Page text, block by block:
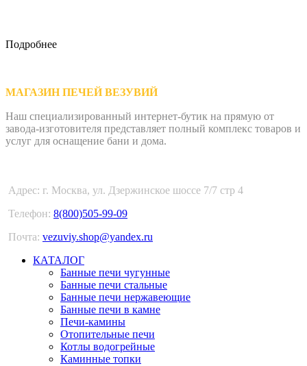
Подробнее
МАГАЗИН ПЕЧЕЙ ВЕЗУВИЙ
Наш специализированный интернет-бутик на прямую от
завода-изготовителя представляет полный комплекс товаров и
услуг для оснащение бани и дома.
Адрес: г. Москва, ул. Дзержинское шоссе 7/7 стр 4
Телефон: 8(800)505-99-09
Почта: vezuviy.shop@yandex.ru
КАТАЛОГ
Банные печи чугунные
Банные печи стальные
Банные печи нержавеющие
Банные печи в камне
Печи-камины
Отопительные печи
Котлы водогрейные
Каминные топки